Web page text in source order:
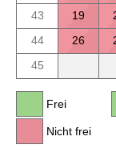
43
19
44
26
45
Frei
Nicht frei